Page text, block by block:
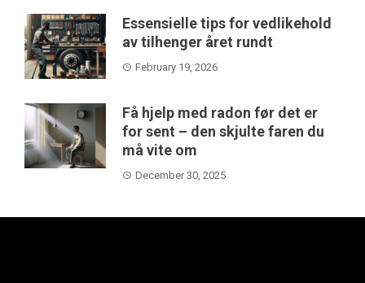
Essensielle tips for vedlikehold
av tilhenger året rundt
February 19, 2026
Få hjelp med radon før det er
for sent – den skjulte faren du
må vite om
December 30, 2025